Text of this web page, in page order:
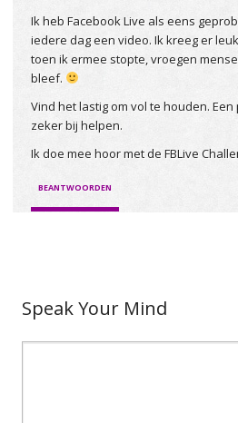
Ik heb Facebook Live als eens
iedere dag een video. Ik kreeg er
toen ik ermee stopte, vroegen
bleef.
Vind het lastig om vol te houden.
zeker bij helpen.
Ik doe mee hoor met de FBLive
BEANTWOORDEN
Speak Your Mind